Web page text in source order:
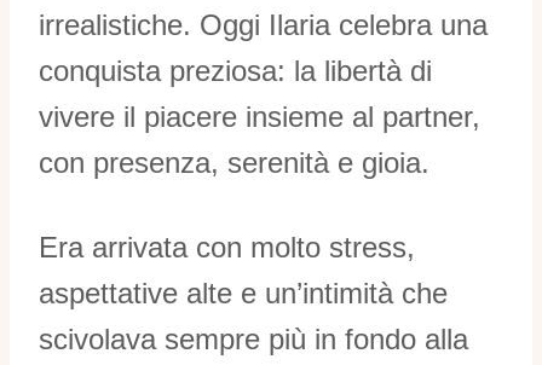
irrealistiche. Oggi Ilaria celebra una
conquista preziosa: la libertà di
vivere il piacere insieme al partner,
con presenza, serenità e gioia.
Era arrivata con molto stress,
aspettative alte e un’intimità che
scivolava sempre più in fondo alla